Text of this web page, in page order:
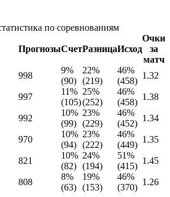
по соревнованиям
ПрогнозыСчетРазницаИсход
Очки
за
матч
998
9%
(90)
22%
(219)
46%
(458)
1.32
997
11%
(105)
25%
(252)
46%
(458)
1.38
992
10%
(99)
23%
(229)
46%
(452)
1.34
970
10%
(94)
23%
(222)
46%
(449)
1.35
821
10%
(82)
24%
(194)
51%
(415)
1.45
808
8%
(63)
19%
(153)
46%
(370)
1.26